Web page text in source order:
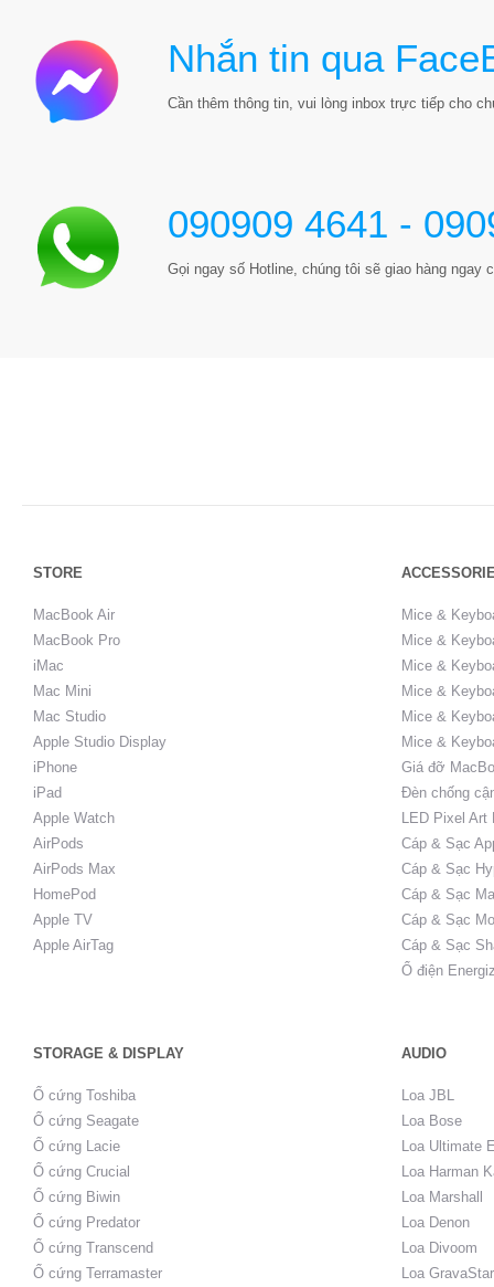
Nhắn tin qua
Cần thêm thông tin, vui lòng inbox trực tiếp cho
090909 4641 -
Gọi ngay số Hotline, chúng tôi sẽ giao hàng ngay
STORE
MacBook Air
MacBook Pro
iMac
Mac Mini
Mac Studio
Apple Studio Display
iPhone
iPad
Apple Watch
AirPods
AirPods Max
HomePod
Apple TV
Apple AirTag
Mice &
Mice &
Mice &
Mice &
Mice &
Mice &
Giá đỡ
Đèn chống
LED Pixel Art
Cáp & Sạc
Cáp & Sạc
Cáp & Sạc
Cáp & Sạc
Cáp & Sạc
Ổ điện
STORAGE & DISPLAY AUDIO
Ổ cứng Toshiba
Ổ cứng Seagate
Ổ cứng Lacie
Ổ cứng Crucial
Ổ cứng Biwin
Ổ cứng Predator
Ổ cứng Transcend
Ổ cứng Terramaster
Loa JBL
Loa Bose
Loa Ultimate
Loa Harman
Loa Marshall
Loa Denon
Loa Divoom
Loa GravaStar